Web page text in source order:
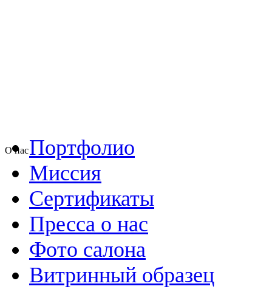
О насПортфолио
Миссия
Сертификаты
Пресса о нас
Фото салона
Витринный образец